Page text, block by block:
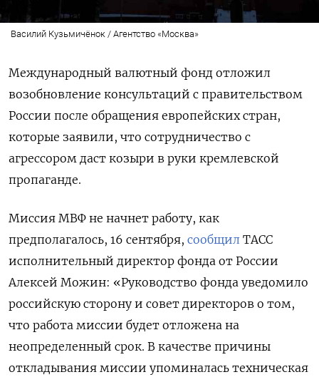
Василий Кузьмичёнок / Агентство «Москва»
Международный валютный фонд отложил
возобновление консультаций с правительством
России после обращения европейских стран,
которые заявили, что сотрудничество с
агрессором даст козыри в руки кремлевской
пропаганде.
Миссия МВФ не начнет работу, как
предполагалось, 16 сентября, сообщил ТАСС
исполнительный директор фонда от России
Алексей Можин: «Руководство фонда уведомило
российскую сторону и совет директоров о том,
что работа миссии будет отложена на
неопределенный срок. В качестве причины
откладывания миссии упоминалась техническая